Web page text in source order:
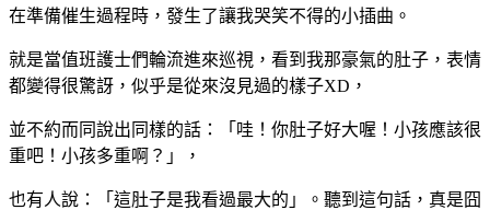
在準備催生過程時，發生了讓我哭笑不得的小插曲。
就是當值班護士們輪流進來巡視，看到我那豪氣的肚子，表情
都變得很驚訝，似乎是從來沒見過的樣子XD，
並不約而同說出同樣的話：「哇！你肚子好大喔！小孩應該很
重吧！小孩多重啊？」，
也有人說：「這肚子是我看過最大的」。聽到這句話，真是囧